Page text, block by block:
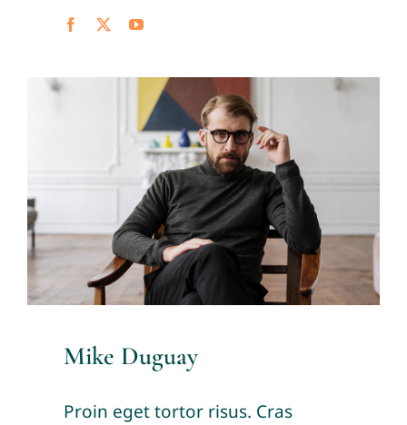
Mike Duguay
Proin eget tortor risus. Cras